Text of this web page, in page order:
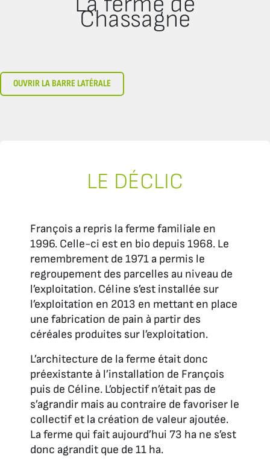
Chassagne
OUVRIR LA BARRE LATÉRALE
LE DÉCLIC
François a repris la ferme familiale en
1996. Celle-ci est en bio depuis 1968. Le
remembrement de 1971 a permis le
regroupement des parcelles au niveau de
l’exploitation. Céline s’est installée sur
l’exploitation en 2013 en mettant en place
une fabrication de pain à partir des
céréales produites sur l’exploitation.
L’architecture de la ferme était donc
préexistante à l’installation de François
puis de Céline. L’objectif n’était pas de
s’agrandir mais au contraire de favoriser le
collectif et la création de valeur ajoutée.
La ferme qui fait aujourd’hui 73 ha ne s’est
donc agrandit que de 11 ha.